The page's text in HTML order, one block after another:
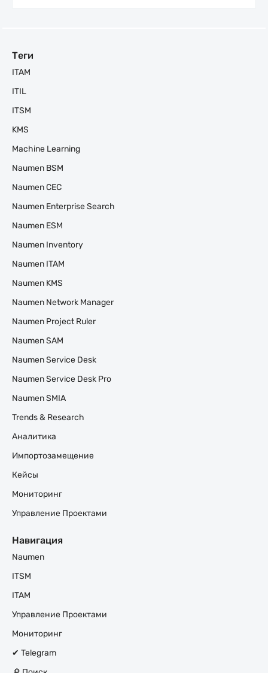
Теги
ITAM
ITIL
ITSM
KMS
Machine Learning
Naumen BSM
Naumen CEC
Naumen Enterprise Search
Naumen ESM
Naumen Inventory
Naumen ITAM
Naumen KMS
Naumen Network Manager
Naumen Project Ruler
Naumen SAM
Naumen Service Desk
Naumen Service Desk Pro
Naumen SMIA
Trends & Research
Аналитика
Импортозамещение
Кейсы
Мониторинг
Управление Проектами
Навигация
Naumen
ITSM
ITAM
Управление Проектами
Мониторинг
✔ Telegram